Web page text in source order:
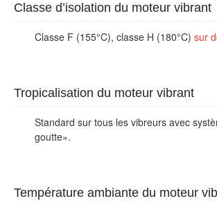
Classe d’isolation du moteur vibrant
Classe F (155°C), classe H (180°C) sur
Tropicalisation du moteur vibrant
Standard sur tous les vibreurs avec
goutte».
Température ambiante du moteur